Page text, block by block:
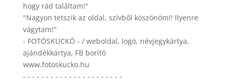
hogy rád találtam!"
"Nagyon tetszik az oldal, szívből köszönöm!! Ilyenre
vágytam!"
- FOTÓSKUCKÓ - / weboldal, logó, névjegykártya,
ajándékkártya, FB borító
www.fotoskucko.hu
- - - - - - - - - - - - - - - - - - - - - -